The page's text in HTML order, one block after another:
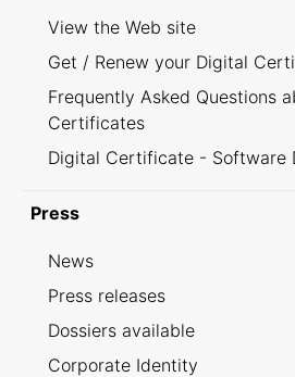
View the Web site
Get / Renew your Digital
Frequently Asked Questions
Certificates
Digital Certificate - Software
Press
News
Press releases
Dossiers available
Corporate Identity